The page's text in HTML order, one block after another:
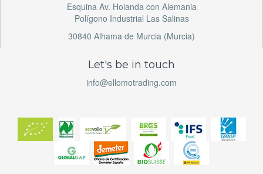
Esquina Av. Holanda con Alemania
Polígono Industrial Las Salinas
30840 Alhama de Murcia (Murcia)
Let's be in touch
info@ellomotrading.com